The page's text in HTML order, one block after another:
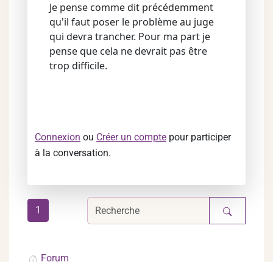
Je pense comme dit précédemment
qu'il faut poser le problème au juge
qui devra trancher. Pour ma part je
pense que cela ne devrait pas être
trop difficile.
Connexion ou Créer un compte pour participer
à la conversation.
1
Forum